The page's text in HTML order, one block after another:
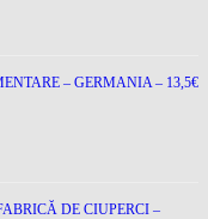
– GERMANIA – 13,5€
DE CIUPERCI –